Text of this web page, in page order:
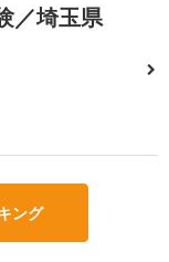
／埼玉県
ング